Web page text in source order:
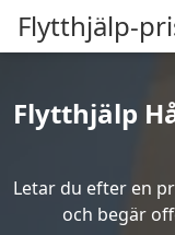
Flytthjälp-
Flytthjälp
Letar du efter en
och begär